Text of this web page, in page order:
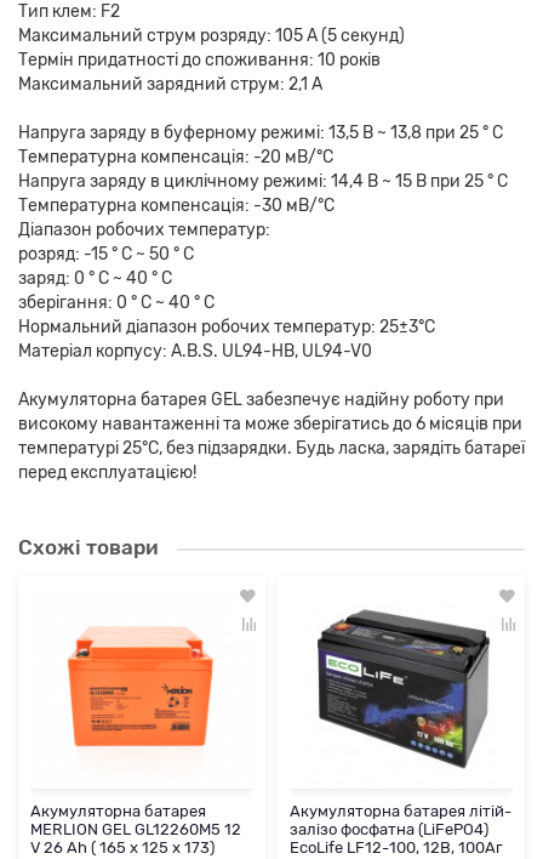
Тип клем: F2
Максимальний струм розряду: 105 А (5 секунд)
Термін придатності до споживання: 10 років
Максимальний зарядний струм: 2,1 A
Напруга заряду в буферному режимі: 13,5 В ~ 13,8 при 25 ° С
Температурна компенсація: -20 мВ/°C
Напруга заряду в циклічному режимі: 14,4 В ~ 15 В при 25 ° С
Температурна компенсація: -30 мВ/°C
Діапазон робочих температур:
розряд: -15 ° C ~ 50 ° C
заряд: 0 ° C ~ 40 ° C
зберігання: 0 ° C ~ 40 ° C
Нормальний діапазон робочих температур: 25±3°C
Матеріал корпусу: A.В.S. UL94-HB, UL94-V0
Акумуляторна батарея GEL забезпечує надійну роботу при
високому навантаженні та може зберігатись до 6 місяців при
температурі 25°C, без підзарядки. Будь ласка, зарядіть батареї
перед експлуатацією!
Схожі товари
Акумуляторна батарея
MERLION GEL GL12260M5 12
V 26 Ah ( 165 x 125 x 173)
Акумуляторна батарея літій-
залізо фосфатна (LiFePO4)
EcoLife LF12-100, 12В, 100Аг